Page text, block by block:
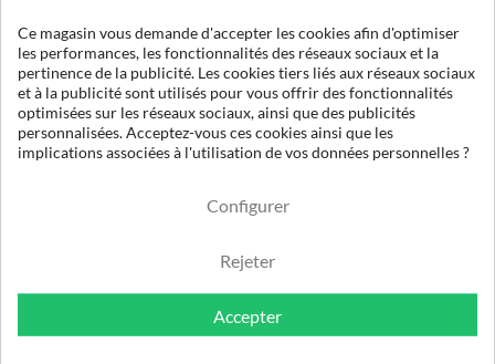
CE 0018 ND
A51129574
1
D 020 EACS
108
C.A.
Ce magasin vous demande d'accepter les cookies afin d'optimiser
les performances, les fonctionnalités des réseaux sociaux et la
pertinence de la publicité. Les cookies tiers liés aux réseaux sociaux
et à la publicité sont utilisés pour vous offrir des fonctionnalités
optimisées sur les réseaux sociaux, ainsi que des publicités
personnalisées. Acceptez-vous ces cookies ainsi que les
implications associées à l'utilisation de vos données personnelles ?
Configurer
Rejeter
Accepter